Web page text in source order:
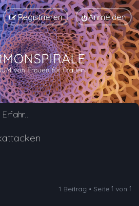
Anmelden
Registrieren
Mirena Erfahrungsberichte und Nebenwirkungen
1 Beitrag • Seite 1 von 1